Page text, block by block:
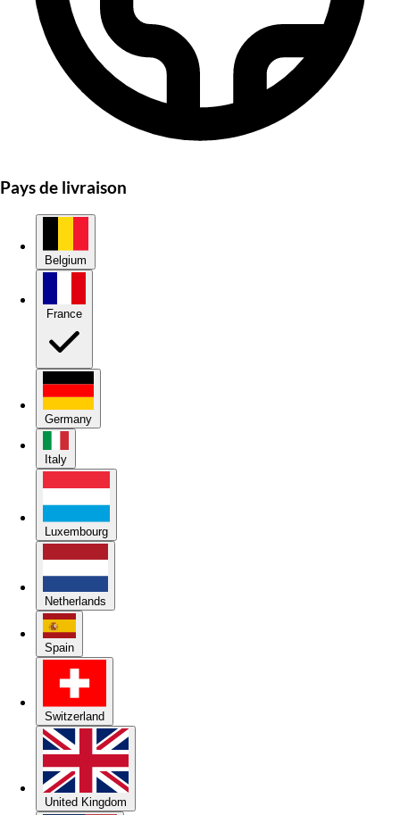
Pays de livraison
Belgium
Germany
Italy
Luxembourg
Netherlands
Spain
Switzerland
United Kingdom